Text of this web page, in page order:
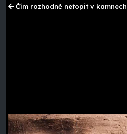
Čím rozhodně netopit v kamnech